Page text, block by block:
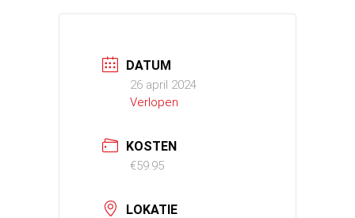
DATUM
26 april 2024
Verlopen
KOSTEN
€59.95
LOKATIE